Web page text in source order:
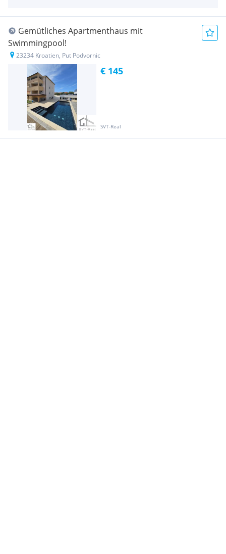
Gemütliches Apartmenthaus mit
Swimmingpool!
23234 Kroatien, Put Podvornic
SVT-Real
€ 145